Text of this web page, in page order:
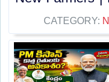
CATEGORY: